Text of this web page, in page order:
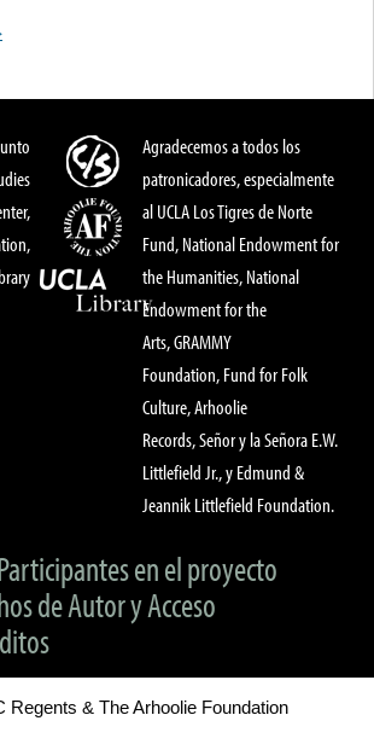
Agradecemos a todos los
patronicadores, especialmente
al UCLA Los Tigres de Norte
Fund, National Endowment for
the Humanities, National
Endowment for the
Arts, GRAMMY
Foundation, Fund for Folk
Culture, Arhoolie
Records, Señor y la Señora E.W.
Littlefield Jr., y Edmund &
Jeannik Littlefield Foundation.
en el proyecto
de Autor y Acceso
Regents & The Arhoolie Foundation